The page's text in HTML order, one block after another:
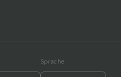
Sprache